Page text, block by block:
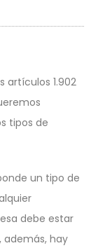
artículos 1.902
tipos de
un tipo de
debe estar
además, hay